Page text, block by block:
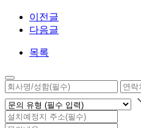
이전글
다음글
목록